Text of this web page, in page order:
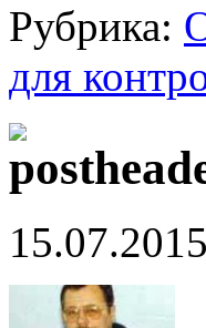
Рубрика:
для